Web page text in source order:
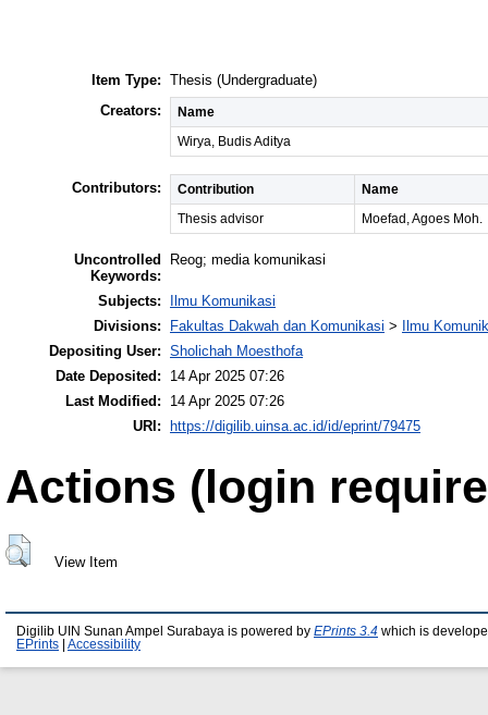
Item Type: Thesis (Undergraduate)
Creators:
Name
Wirya, Budis Aditya
Contributors: Contribution
Name
Thesis advisor
Moefad, Agoes Moh.
Uncontrolled
Keywords:
Reog; media komunikasi
Subjects:
Ilmu Komunikasi
Divisions:
Fakultas Dakwah dan Komunikasi >
Ilmu
Depositing User: Sholichah Moesthofa
Date Deposited:
14 Apr 2025 07:26
Last Modified:
14 Apr 2025 07:26
URI:
https://digilib.uinsa.ac.id/id/eprint/79475
Actions (login
View Item
Digilib UIN Sunan Ampel Surabaya is powered by EPrints 3.4 which is
EPrints
Accessibility